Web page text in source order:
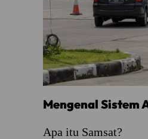
Mengenal Sistem
Apa itu Samsat?